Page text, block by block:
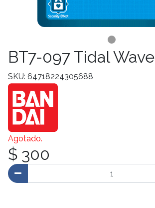
BT7-097 Tidal Wave
SKU: 64718224305688
Agotado.
$ 300